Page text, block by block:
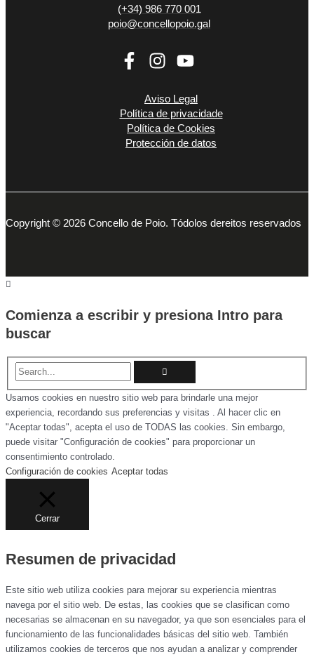
(+34) 986 770 001
poio@concellopoio.gal
Aviso Legal
Política de privacidade
Política de Cookies
Protección de datos
Copyright © 2026 Concello de Poio. Tódolos dereitos reservados
Comienza a escribir y presiona Intro para
buscar
Usamos cookies en nuestro sitio web para brindarle una mejor
experiencia, recordando sus preferencias y visitas . Al hacer clic en
"Aceptar todas", acepta el uso de TODAS las cookies. Sin embargo,
puede visitar "Configuración de cookies" para proporcionar un
consentimiento controlado.
Configuración de cookies Aceptar todas
Cerrar
Resumen de privacidad
Este sitio web utiliza cookies para mejorar su experiencia mientras
navega por el sitio web. De estas, las cookies que se clasifican como
necesarias se almacenan en su navegador, ya que son esenciales para el
funcionamiento de las funcionalidades básicas del sitio web. También
utilizamos cookies de terceros que nos ayudan a analizar y comprender